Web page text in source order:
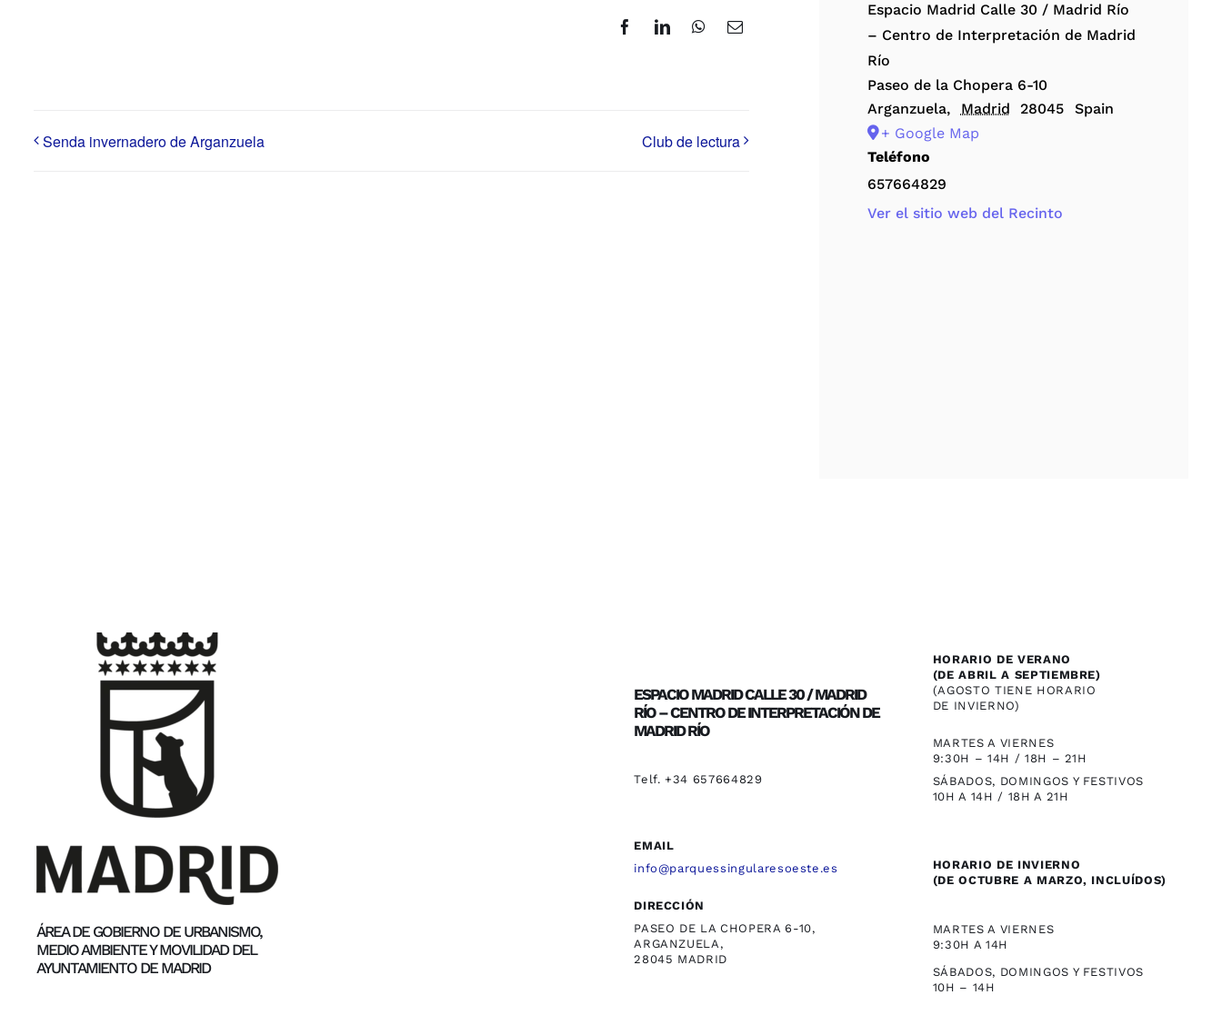
FacebookLinkedInWhatsApp
Correo
Senda invernadero de Arganzuela Club de lectura
Espacio Madrid Calle 30 / Madrid Río
– Centro de Interpretación de Madrid
Río
Paseo de la Chopera 6-10
Arganzuela, Madrid 28045
Spain
+ Google Map
Teléfono
657664829
Ver el sitio web del Recinto
ÁREA DE GOBIERNO DE URBANISMO,
MEDIO AMBIENTE Y MOVILIDAD DEL
AYUNTAMIENTO DE MADRID
ESPACIO MADRID CALLE 30 / MADRID
RÍO – CENTRO DE INTERPRETACIÓN DE
MADRID RÍO
Telf. +34 657664829
EMAIL
info@parquessingularesoeste.es
DIRECCIÓN
PASEO DE LA CHOPERA 6-10,
ARGANZUELA,
28045 MADRID
HORARIO DE VERANO
(DE ABRIL A SEPTIEMBRE)
(AGOSTO TIENE HORARIO
DE INVIERNO)
MARTES A VIERNES
9:30H – 14H / 18H – 21H
SÁBADOS, DOMINGOS Y FESTIVOS
10H A 14H / 18H A 21H
HORARIO DE INVIERNO
(DE OCTUBRE A MARZO, INCLUÍDOS)
MARTES A VIERNES
9:30H A 14H
SÁBADOS, DOMINGOS Y FESTIVOS
10H – 14H